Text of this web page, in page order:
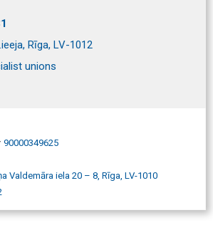
Rīga, LV-1012
unions
90000349625
Valdemāra iela 20 – 8, Rīga, LV-1010